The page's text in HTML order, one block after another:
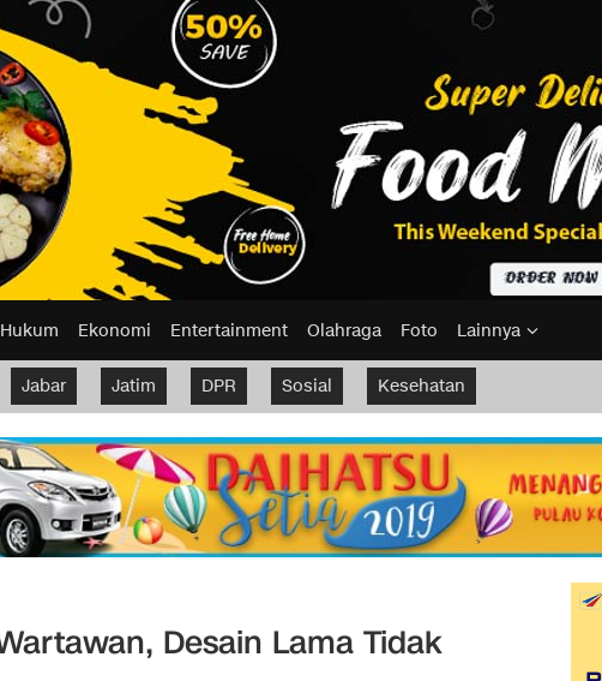
Hukum Ekonomi Entertainment Olahraga Foto Lainnya
Jabar Jatim DPR Sosial Kesehatan
Desain Lama Tidak